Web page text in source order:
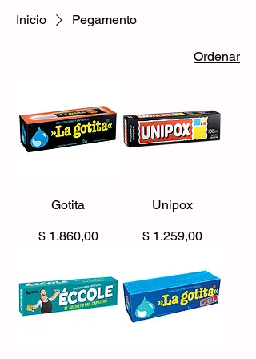
Inicio Pegamento
Ordenar
Gotita
Precio
$ 1.860,00
Unipox
Precio
$ 1.259,00